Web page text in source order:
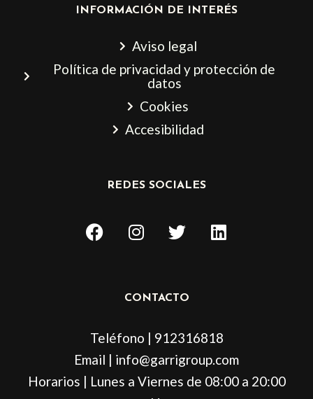
INFORMACIÓN DE INTERÉS
Aviso legal
Política de privacidad y protección de
datos
Cookies
Accesibilidad
REDES SOCIALES
F
a
k
I
n
a
a
m
T
w
t
L
i
n
CONTACTO
Teléfono | 912316818
Email | info@garrigroup.com
Horarios | Lunes a Viernes de 08:00 a 20:00